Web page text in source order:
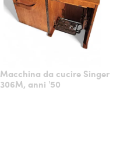
Macchina da cucire Singer
306M, anni '50